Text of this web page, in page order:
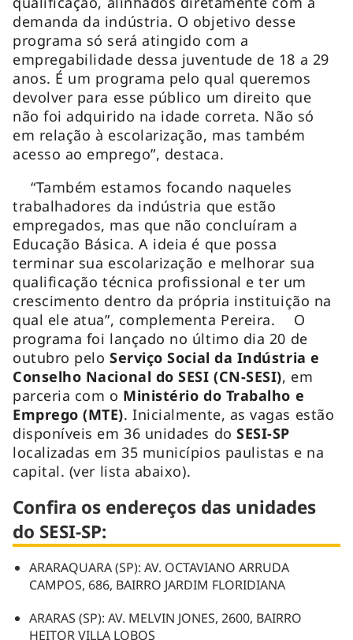
demanda da indústria. O objetivo desse
programa só será atingido com a
empregabilidade dessa juventude de 18 a 29
anos. É um programa pelo qual queremos
devolver para esse público um direito que
não foi adquirido na idade correta. Não só
em relação à escolarização, mas também
acesso ao emprego”, destaca.
“Também estamos focando naqueles
trabalhadores da indústria que estão
empregados, mas que não concluíram a
Educação Básica. A ideia é que possa
terminar sua escolarização e melhorar sua
qualificação técnica profissional e ter um
crescimento dentro da própria instituição na
qual ele atua”, complementa Pereira. O
programa foi lançado no último dia 20 de
outubro peloServiço Social da Indústria e
Conselho Nacional do SESI (CN-SESI), em
parceria com o Ministério do Trabalho e
Emprego (MTE). Inicialmente, as vagas estão
disponíveis em 36 unidades doSESI-SP
localizadas em 35 municípios paulistas e na
capital. (ver lista abaixo).
Confira os endereços das unidades
do SESI-SP:
ARARAQUARA (SP): AV. OCTAVIANO ARRUDA
CAMPOS, 686, BAIRRO JARDIM FLORIDIANA
ARARAS (SP): AV. MELVIN JONES, 2600, BAIRRO
HEITOR VILLA LOBOS